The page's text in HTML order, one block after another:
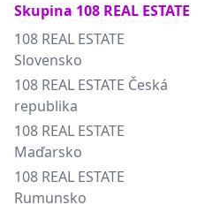
Skupina 108 REAL ESTATE
108 REAL ESTATE
Slovensko
108 REAL ESTATE Česká
republika
108 REAL ESTATE
Maďarsko
108 REAL ESTATE
Rumunsko